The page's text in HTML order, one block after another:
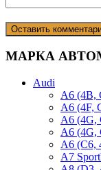
МАРКА
Audi
A6 (4B,
A6 (4F,
A6 (4G,
A6 (4G,
A6 (C6,
A7